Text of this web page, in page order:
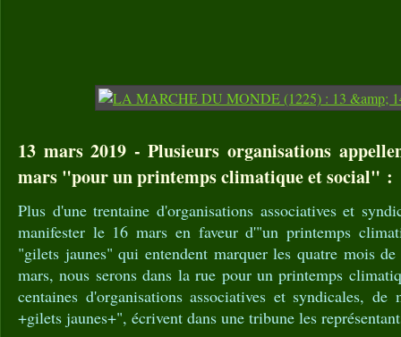
13 mars 2019 - Plusieurs organisations
mars "pour un printemps climatique et social" :
Plus d'une trentaine d'organisations associatives et
manifester le 16 mars en faveur d'"un printemps
"gilets jaunes" qui entendent marquer les quatre mois
mars, nous serons dans la rue pour un printemps
centaines d'organisations associatives et syndicales, de
+gilets jaunes+", écrivent dans une tribune les